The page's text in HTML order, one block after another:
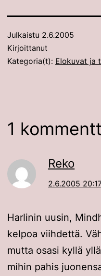
Julkaistu 2.6.2005
Kirjoittanut
Kategoria(t): Elokuvat ja
1
Reko
2.6.2005
Harlinin uusin,
kelpoa viihdettä.
mutta osasi kyllä
mihin pahis